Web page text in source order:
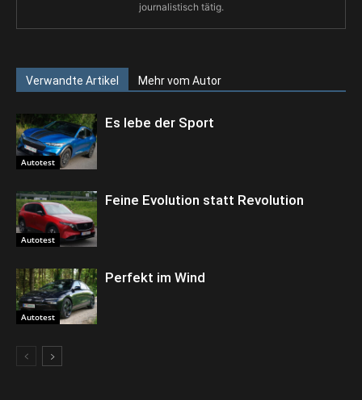
journalistisch tätig.
Verwandte Artikel Mehr vom Autor
Autotest
Es lebe der Sport
Autotest
Feine Evolution statt Revolution
Autotest
Perfekt im Wind